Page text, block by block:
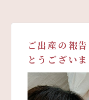
ご出産の報
とうございま